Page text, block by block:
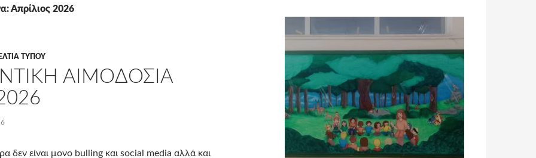
Απρίλιος 2026
ΤΎΠΟΥ
ΑΙΜΟΔΟΣΊΑ
δεν είναι μονο bulling και social media αλλά και